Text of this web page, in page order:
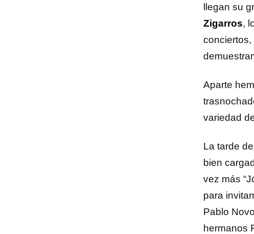
llegan su
Zigarros,
Aparte
variedad
La tarde
bien
vez más
para
Pablo
hermanos